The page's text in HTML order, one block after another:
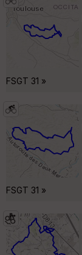
FSGT 31 »
FSGT 31 »